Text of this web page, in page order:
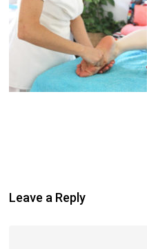
Leave a Reply